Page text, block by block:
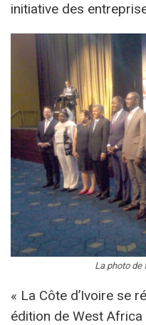
initiative des
La photo de
« La Côte d’Ivoire se
édition de West Africa